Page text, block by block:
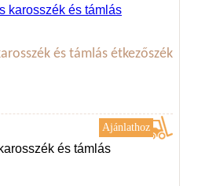
és támlás étkezőszék
és támlás